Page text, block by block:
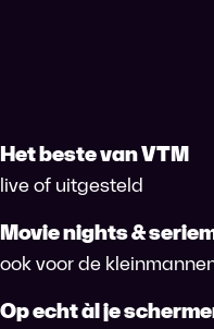
Het beste van VTM
live of uitgesteld
Movie nights &
ook voor de
Op echt àl je